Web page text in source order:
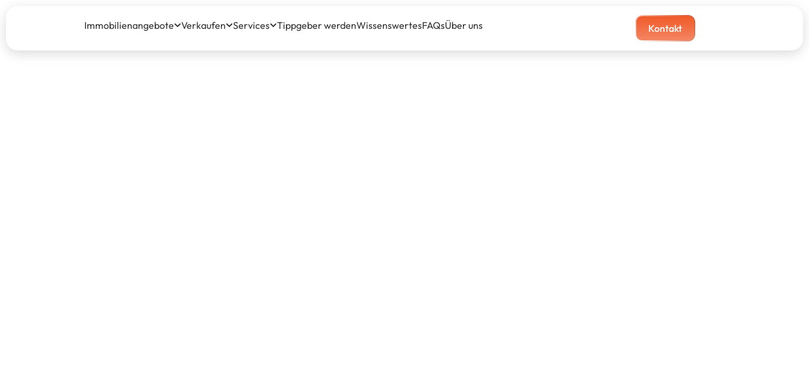
Immobilienangebote Verkaufen Services Tippgeber werdenWissenswertesFAQsÜber uns Kontakt